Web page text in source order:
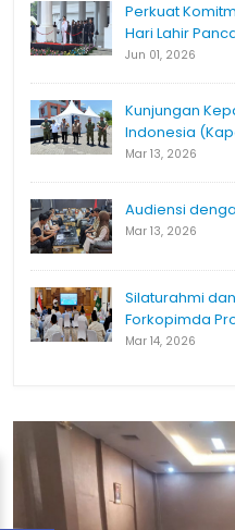
Perkuat
Hari Lahir
Jun 01, 2026
Kunjungan
Indonesia
Mar 13, 2026
Audiensi
Mar 13, 2026
Silaturahmi
Forkopimda
Mar 14, 2026